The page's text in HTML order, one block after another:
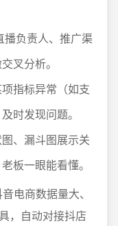
播负责人、推广渠
叉分析。
指标异常（如支
时发现问题。
、漏斗图展示关
板一眼能看懂。
电商数据量大、
，自动对接抖店